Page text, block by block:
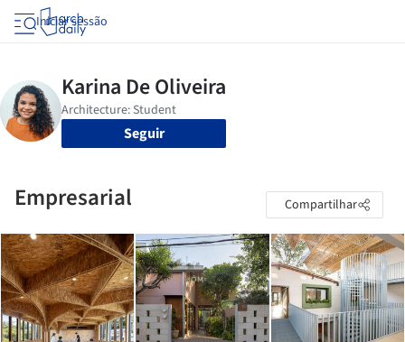
Iniciar sessão
Seguir
Empresarial Compartilhar